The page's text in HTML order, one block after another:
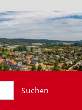
Suchen